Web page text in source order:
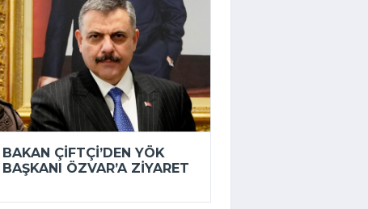
BAKAN ÇIFTÇI’DEN YÖK
BAŞKANI ÖZVAR’A ZIYARET